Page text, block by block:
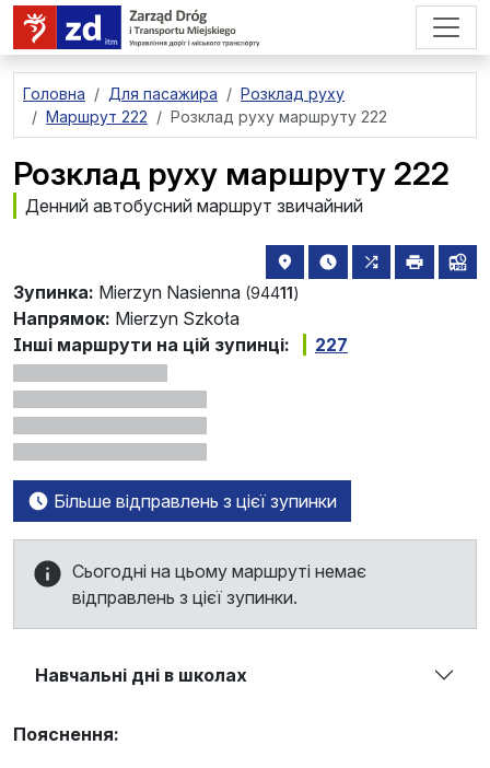
перейти до основного вмісту
Головна Для пасажира
Розклад руху
Маршрут 222
Розклад руху маршруту 222
Розклад руху маршруту 222
Денний автобусний маршрут звичайний
Зупинка: Mierzyn Nasienna (94411)
розташування зупинки на
найближчі
всі
Напрямок: Mierzyn Szkoła
Інші маршрути на цій зупинці:
227
Більше відправлень з цієї зупинки
Сьогодні на цьому маршруті немає
відправлень з цієї зупинки.
Навчальні дні в школах
Пояснення: